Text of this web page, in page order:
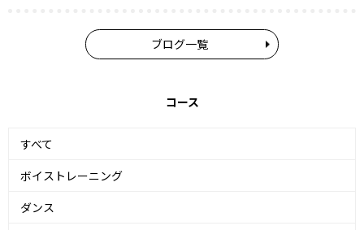
ブログ一覧
コース
すべて
ボイストレーニング
ダンス